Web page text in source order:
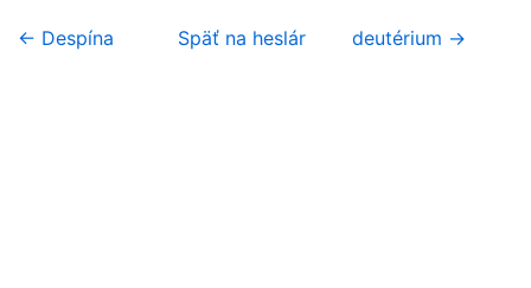
← Despína Späť na heslár deutérium →